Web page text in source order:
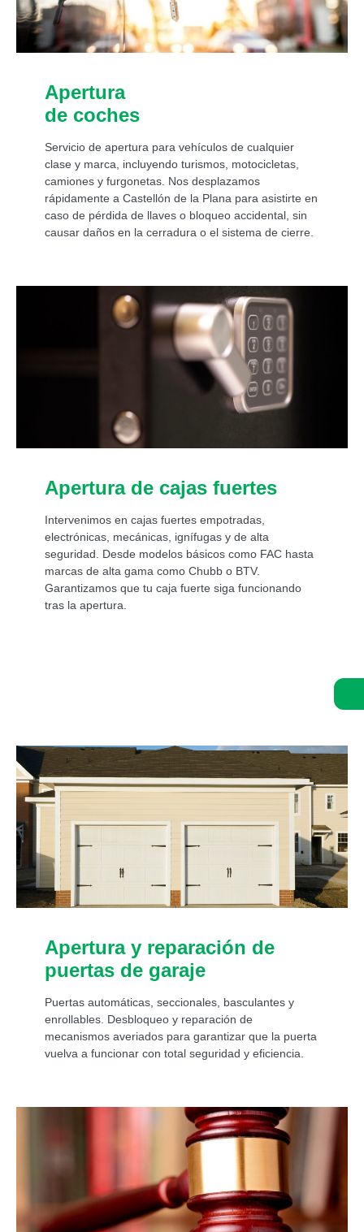
Apertura
de coches
Servicio de apertura para vehículos de cualquier
clase y marca, incluyendo turismos, motocicletas,
camiones y furgonetas. Nos desplazamos
rápidamente a Castellón de la Plana para asistirte en
caso de pérdida de llaves o bloqueo accidental, sin
causar daños en la cerradura o el sistema de cierre.
Apertura de cajas fuertes
Intervenimos en cajas fuertes empotradas,
electrónicas, mecánicas, ignífugas y de alta
seguridad. Desde modelos básicos como FAC hasta
marcas de alta gama como Chubb o BTV.
Garantizamos que tu caja fuerte siga funcionando
tras la apertura.
Apertura y reparación de
puertas de garaje
Puertas automáticas, seccionales, basculantes y
enrollables. Desbloqueo y reparación de
mecanismos averiados para garantizar que la puerta
vuelva a funcionar con total seguridad y eficiencia.